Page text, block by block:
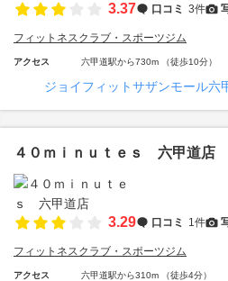
3.37 口コミ 3件
フィットネスクラブ・スポーツジム
アクセス 六甲道駅から730m （徒歩10分）
ジョイフィットサザンモール六
４０ｍｉｎｕｔｅｓ 六甲道店
3.29 口コミ 1件
フィットネスクラブ・スポーツジム
アクセス 六甲道駅から310m （徒歩4分）